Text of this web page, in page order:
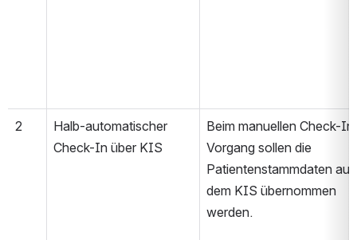
2
Halb-automatischer
Check-In über KIS
Beim manuellen Check-In
Vorgang sollen die
Patientenstammdaten aus
dem KIS übernommen
werden.